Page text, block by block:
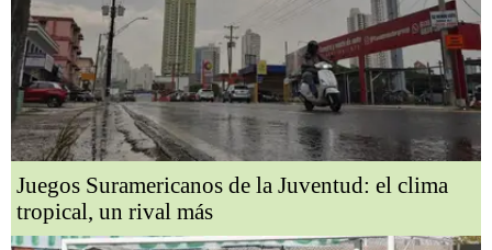
Juegos Suramericanos de la Juventud: el clima
tropical, un rival más